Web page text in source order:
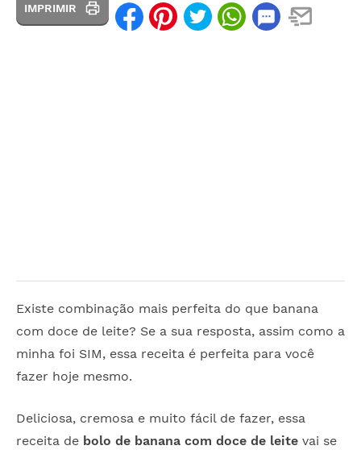
IMPRIMIR
Existe combinação mais perfeita do que banana
com doce de leite? Se a sua resposta, assim como a
minha foi SIM, essa receita é perfeita para você
fazer hoje mesmo.
Deliciosa, cremosa e muito fácil de fazer, essa
receita de bolo de banana com doce de leite vai se